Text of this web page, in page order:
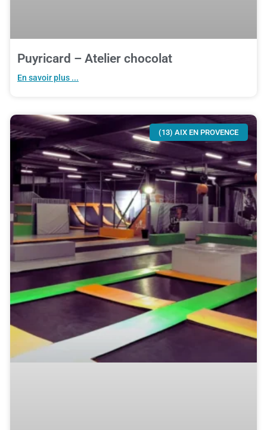
Puyricard – Atelier chocolat
En savoir plus ...
(13) AIX EN PROVENCE